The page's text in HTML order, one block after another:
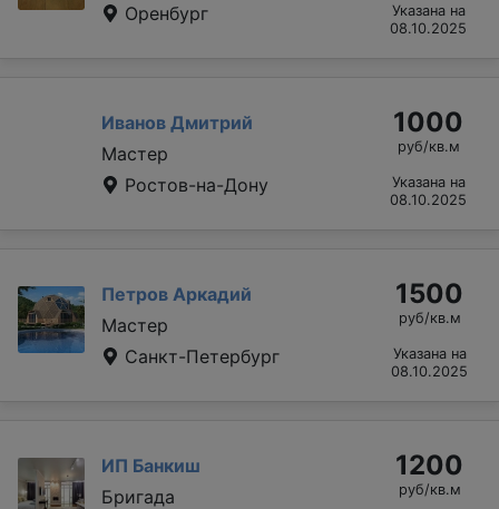
Оренбург
Указана на
08.10.2025
Иванов Дмитрий
Мастер
Ростов-на-Дону
1000
руб/кв.м
Указана на
08.10.2025
Петров Аркадий
Мастер
Санкт-Петербург
1500
руб/кв.м
Указана на
08.10.2025
ИП Банкиш
Бригада
1200
руб/кв.м